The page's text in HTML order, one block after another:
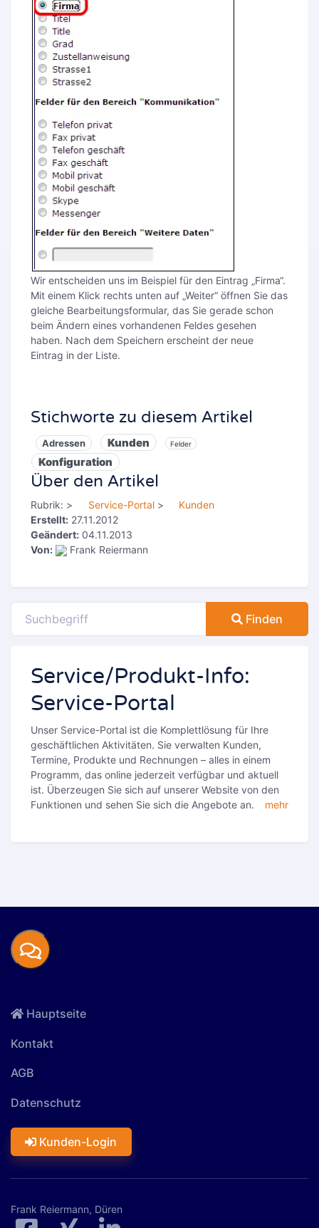
Wir entscheiden uns im Beispiel für den Eintrag „Firma“.
Mit einem Klick rechts unten auf „Weiter“ öffnen Sie das
gleiche Bearbeitungsformular, das Sie gerade schon
beim Ändern eines vorhandenen Feldes gesehen
haben. Nach dem Speichern erscheint der neue
Eintrag in der Liste.
Stichworte zu diesem Artikel
Adressen Kunden Felder
Konfiguration
Über den Artikel
Rubrik: > Service-Portal>
Kunden
Erstellt: 27.11.2012
Geändert: 04.11.2013
Von:
Frank Reiermann
Finden
Service/Produkt-Info:
Service-Portal
Unser Service-Portal ist die Komplettlösung für Ihre
geschäftlichen Aktivitäten. Sie verwalten Kunden,
Termine, Produkte und Rechnungen – alles in einem
Programm, das online jederzeit verfügbar und aktuell
ist. Überzeugen Sie sich auf unserer Website von den
Funktionen und sehen Sie sich die Angebote an.
mehr
Hauptseite
Kontakt
AGB
Datenschutz
Kunden-Login
Frank Reiermann, Düren